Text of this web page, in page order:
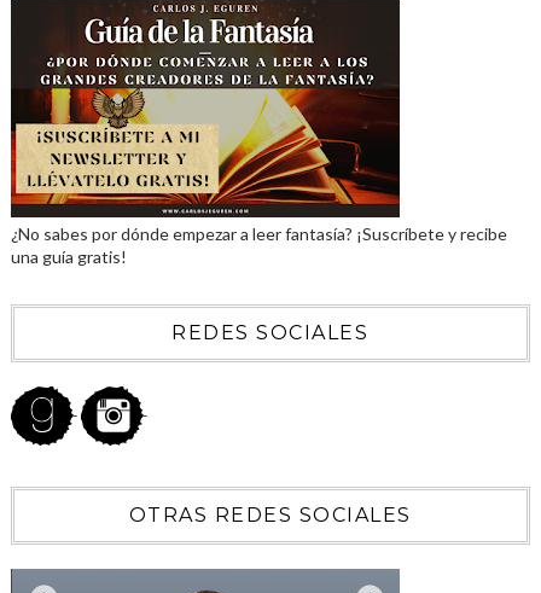
¿No sabes por dónde empezar a leer fantasía? ¡Suscríbete y recibe
una guía gratis!
REDES SOCIALES
OTRAS REDES SOCIALES